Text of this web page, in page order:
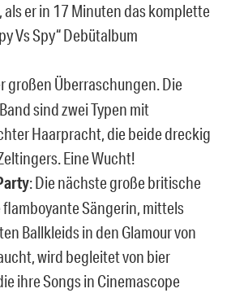
als er in 17 Minuten das komplette
Vs Spy“ Debütalbum
großen Überraschungen. Die
sind zwei Typen mit
Haarpracht, die beide dreckig
Eine Wucht!
: Die nächste große britische
flamboyante Sängerin, mittels
Ballkleids in den Glamour von
wird begleitet von bier
ihre Songs in Cinemascope